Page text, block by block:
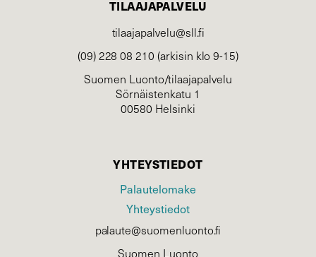
TILAAJAPALVELU
tilaajapalvelu@sll.fi
(09) 228 08 210 (arkisin klo 9-15)
Suomen Luonto/tilaajapalvelu
Sörnäistenkatu 1
00580 Helsinki
YHTEYSTIEDOT
Palautelomake
Yhteystiedot
palaute@suomenluonto.fi
Suomen Luonto